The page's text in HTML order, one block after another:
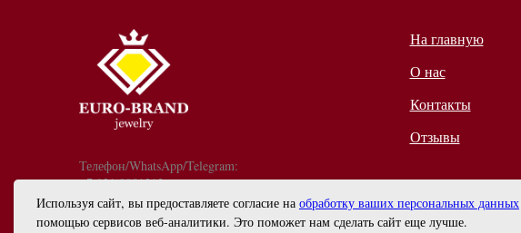
Используя сайт, вы предоставляете согласие на обработку ваших персональных данных
помощью сервисов веб-аналитики. Это поможет нам сделать сайт еще лучше.
Телефон/WhatsApp/Telegram:
+7 921 9081213
График работы: с 10:00 до 18:00
info@euro-brand.ru
На главную
О нас
Контакты
Отзывы